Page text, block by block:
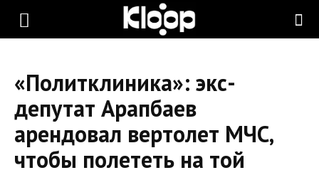
KLOOP.KG
Новости
«Политклиника»: экс-
депутат Арапбаев
арендовал вертолет МЧС,
чтобы полететь на той